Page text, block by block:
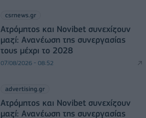
csrnews.gr
Ατρόμητος και Novibet συνεχίζουν
μαζί: Ανανέωση της συνεργασίας
τους μέχρι το 2028
07/08/2026 - 08:52
advertising.gr
Ατρόμητος και Novibet συνεχίζουν
μαζί: Ανανέωση της συνεργασίας